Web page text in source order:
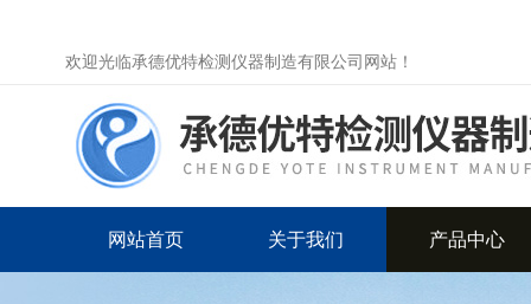
欢迎光临承德优特检测仪器制造有限公司网站！
网站首页 关于我们 产品中心